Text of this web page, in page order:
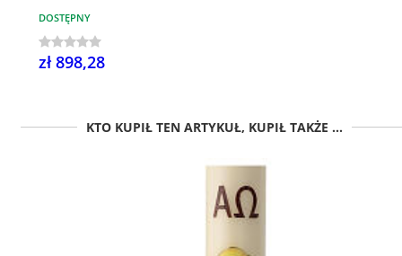
DOSTĘPNY
zł 898,28
KTO KUPIŁ TEN ARTYKUŁ, KUPIŁ TAKŻE ...